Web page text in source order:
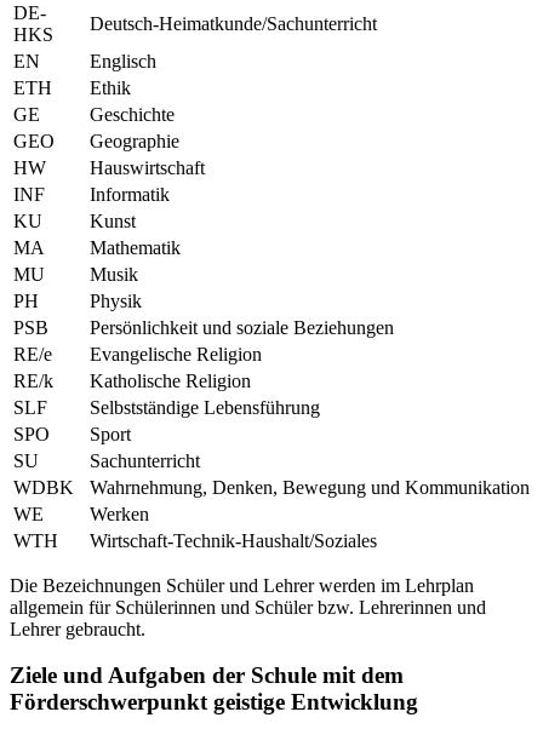
DE-
HKS
Deutsch-Heimatkunde/Sachunterricht
EN
Englisch
ETH
Ethik
GE
Geschichte
GEO
Geographie
HW
Hauswirtschaft
INF
Informatik
KU
Kunst
MA
Mathematik
MU
Musik
PH
Physik
PSB
Persönlichkeit und soziale Beziehungen
RE/e
Evangelische Religion
RE/k
Katholische Religion
SLF
Selbstständige Lebensführung
SPO
Sport
SU
Sachunterricht
WDBK
Wahrnehmung, Denken, Bewegung und Kommunikation
WE
Werken
WTH
Wirtschaft-Technik-Haushalt/Soziales
Die Bezeichnungen Schüler und Lehrer werden im Lehrplan
allgemein für Schülerinnen und Schüler bzw. Lehrerinnen und
Lehrer gebraucht.
Ziele und Aufgaben der Schule mit dem
Förderschwerpunkt geistige Entwicklung